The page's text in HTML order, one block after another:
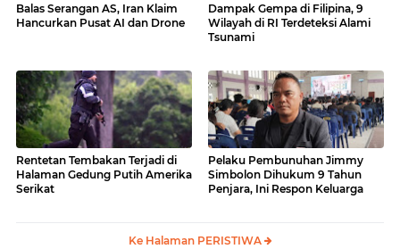
Balas Serangan AS, Iran Klaim
Hancurkan Pusat AI dan Drone
Dampak Gempa di Filipina, 9
Wilayah di RI Terdeteksi Alami
Tsunami
Rentetan Tembakan Terjadi di
Halaman Gedung Putih Amerika
Serikat
Pelaku Pembunuhan Jimmy
Simbolon Dihukum 9 Tahun
Penjara, Ini Respon Keluarga
Ke Halaman PERISTIWA